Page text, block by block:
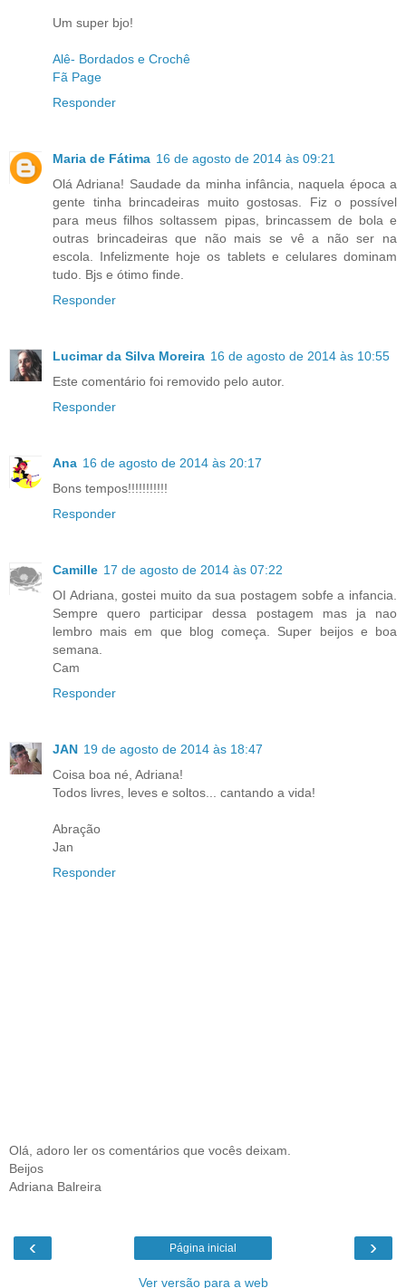
Um super bjo!
Alê- Bordados e Crochê
Fã Page
Responder
Maria de Fátima 16 de agosto de 2014 às 09:21
Olá Adriana! Saudade da minha infância, naquela época a
gente tinha brincadeiras muito gostosas. Fiz o possível
para meus filhos soltassem pipas, brincassem de bola e
outras brincadeiras que não mais se vê a não ser na
escola. Infelizmente hoje os tablets e celulares dominam
tudo. Bjs e ótimo finde.
Responder
Lucimar da Silva Moreira 16 de agosto de 2014 às 10:55
Este comentário foi removido pelo autor.
Responder
Ana 16 de agosto de 2014 às 20:17
Bons tempos!!!!!!!!!!!
Responder
Camille 17 de agosto de 2014 às 07:22
OI Adriana, gostei muito da sua postagem sobfe a infancia.
Sempre quero participar dessa postagem mas ja nao
lembro mais em que blog começa. Super beijos e boa
semana.
Cam
Responder
JAN 19 de agosto de 2014 às 18:47
Coisa boa né, Adriana!
Todos livres, leves e soltos... cantando a vida!
Abração
Jan
Responder
Olá, adoro ler os comentários que vocês deixam.
Beijos
Adriana Balreira
‹ ›
Página inicial
Ver versão para a web